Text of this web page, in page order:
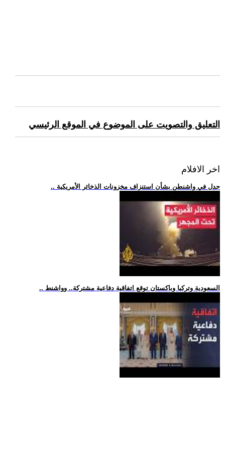
التعليق والتصويت على الموضوع في الموقع الرئيسي
اخر الافلام
.. جدل في واشنطن بشأن استنزاف مخزونات الذخائر الأمريكية
.. السعودية وتركيا وباكستان توقع اتفاقية دفاعية مشتركة.. وواشنط